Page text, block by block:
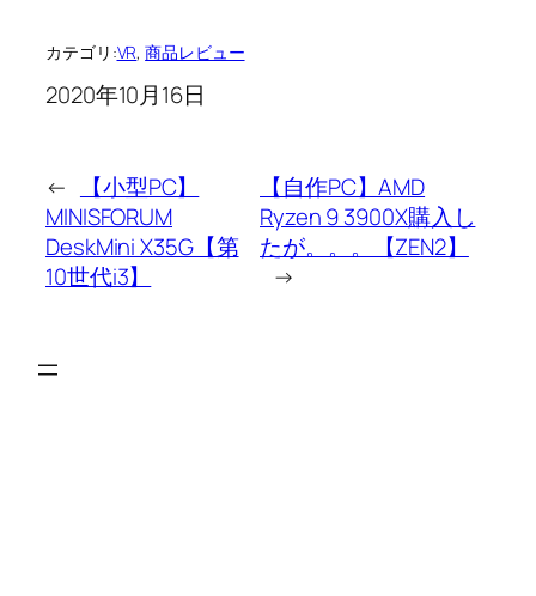
カテゴリ:VR, 商品レビュー
2020年10月16日
←
【小型PC】
MINISFORUM
DeskMini X35G【第
10世代i3】
【自作PC】AMD
Ryzen 9 3900X購入し
たが。。。【ZEN2】
→